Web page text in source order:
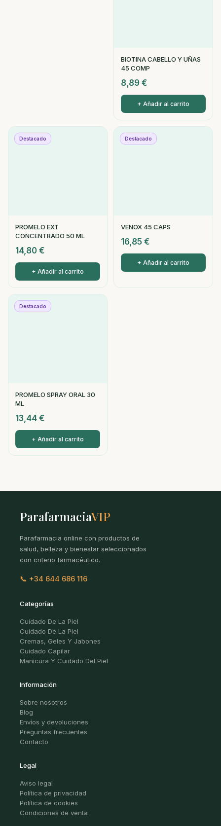
BIOTINA CABELLO Y UÑAS
45 COMP
8,89 €
+ Añadir al carrito
Destacado
PROMELO EXT
CONCENTRADO 50 ML
14,80 €
+ Añadir al carrito
Destacado
VENOX 45 CAPS
16,85 €
+ Añadir al carrito
Destacado
PROMELO SPRAY ORAL 30
ML
13,44 €
+ Añadir al carrito
ParafarmaciaVIP
Parafarmacia online con productos de
salud, belleza y bienestar seleccionados
con criterio farmacéutico.
📞 +34 644 686 116
Categorías
Cuidado De La Piel
Cuidado De La Piel
Cremas, Geles Y Jabones
Cuidado Capilar
Manicura Y Cuidado Del Piel
Información
Sobre nosotros
Blog
Envíos y devoluciones
Preguntas frecuentes
Contacto
Legal
Aviso legal
Política de privacidad
Política de cookies
Condiciones de venta